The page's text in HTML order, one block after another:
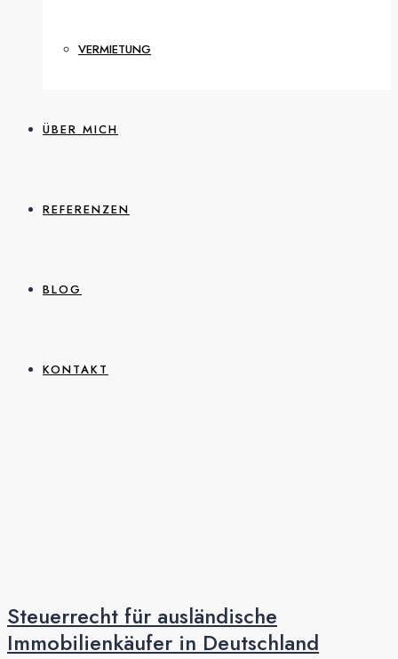
VERMIETUNG
ÜBER MICH
REFERENZEN
BLOG
KONTAKT
Steuerrecht für ausländische
Immobilienkäufer in Deutschland